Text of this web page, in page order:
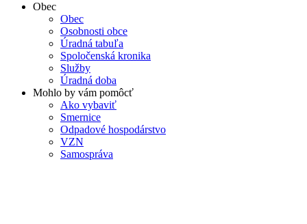
Obec
Obec
Osobnosti obce
Úradná tabuľa
Spoločenská kronika
Služby
Úradná doba
Mohlo by vám pomôcť
Ako vybaviť
Smernice
Odpadové hospodárstvo
VZN
Samospráva